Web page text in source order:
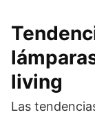
living
Las